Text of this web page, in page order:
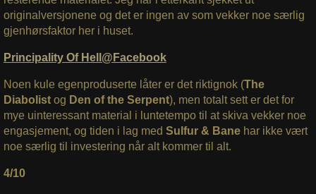
originalversjonene og det er ingen av som vekker noe særlig
gjenhørsfaktor her i huset.
Principality Of Hell@Facebook
Noen kule egenproduserte låter er det riktignok (The
Diabolistog Den of the Serpent), men totalt sett er det for
mye uinteressant material i luntetempo til at skiva vekker noe
engasjement, og tiden i lag med Sulfur & Bane har ikke vært
noe særlig til investering når alt kommer til alt.
4/10